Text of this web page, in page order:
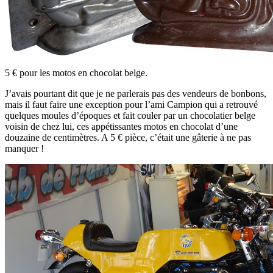
5 € pour les motos en chocolat belge.
J’avais pourtant dit que je ne parlerais pas des vendeurs de bonbons,
mais il faut faire une exception pour l’ami Campion qui a retrouvé
quelques moules d’époques et fait couler par un chocolatier belge
voisin de chez lui, ces appétissantes motos en chocolat d’une
douzaine de centimètres. A 5 € pièce, c’était une gâterie à ne pas
manquer !